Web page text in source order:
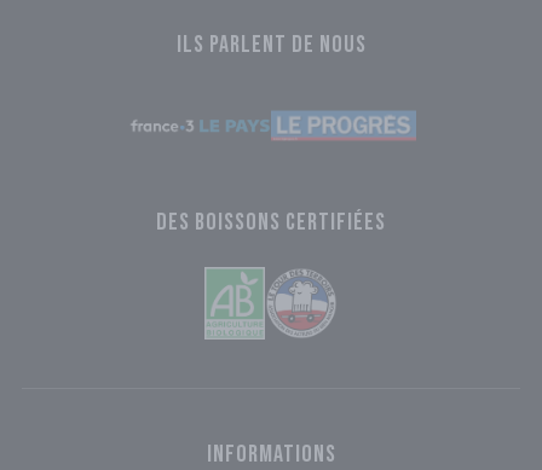
ILS PARLENT DE NOUS
DES BOISSONS CERTIFIÉES
INFORMATIONS